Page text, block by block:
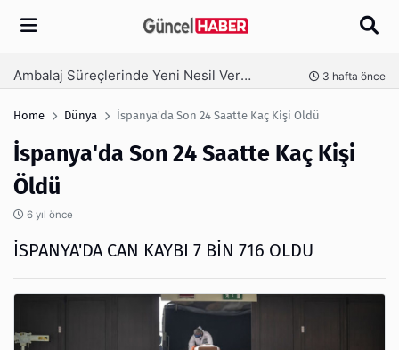
Arama
Ambalaj Süreçlerinde Yeni Nesil Verimliliği Olimpack ile Yakalayın 3 hafta önce
Home Dünya İspanya'da Son 24 Saatte Kaç Kişi Öldü
İspanya'da Son 24 Saatte Kaç Kişi
Öldü
6 yıl önce
İSPANYA'DA CAN KAYBI 7 BİN 716 OLDU